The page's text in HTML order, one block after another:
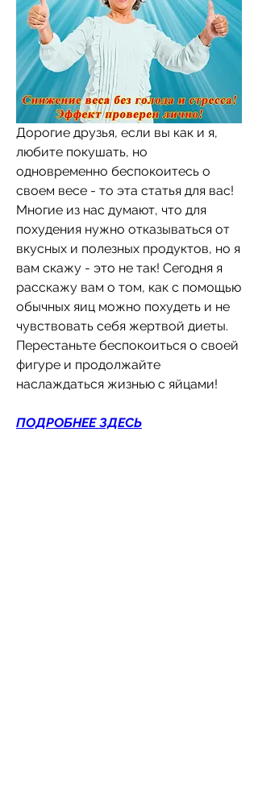
Дорогие друзья, если вы как и я,
любите покушать, но
одновременно беспокоитесь о
своем весе - то эта статья для вас!
Многие из нас думают, что для
похудения нужно отказываться от
вкусных и полезных продуктов, но я
вам скажу - это не так! Сегодня я
расскажу вам о том, как с помощью
обычных яиц можно похудеть и не
чувствовать себя жертвой диеты.
Перестаньте беспокоиться о своей
фигуре и продолжайте
наслаждаться жизнью с яйцами!
ПОДРОБНЕЕ ЗДЕСЬ